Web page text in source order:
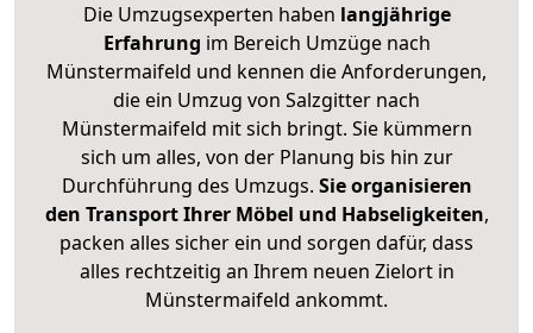
Die Umzugsexperten haben langjährige
Erfahrung im Bereich Umzüge nach
Münstermaifeld und kennen die Anforderungen,
die ein Umzug von Salzgitter nach
Münstermaifeld mit sich bringt. Sie kümmern
sich um alles, von der Planung bis hin zur
Durchführung des Umzugs. Sie organisieren
den Transport Ihrer Möbel und Habseligkeiten,
packen alles sicher ein und sorgen dafür, dass
alles rechtzeitig an Ihrem neuen Zielort in
Münstermaifeld ankommt.